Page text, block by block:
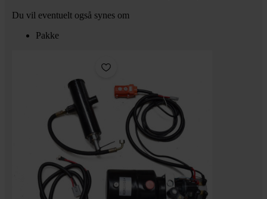
Du vil eventuelt også synes om
Pakke